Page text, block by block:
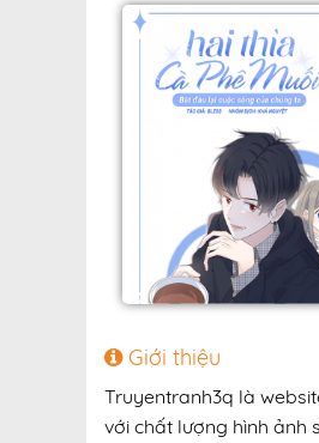
Giới thiệu
Truyentranh3q là
với chất lượng hình ảnh